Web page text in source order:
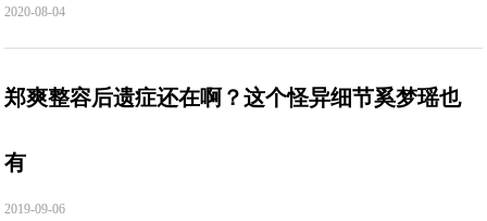
2020-08-04
郑爽整容后遗症还在啊？这个怪异细节奚梦瑶也
有
2019-09-06